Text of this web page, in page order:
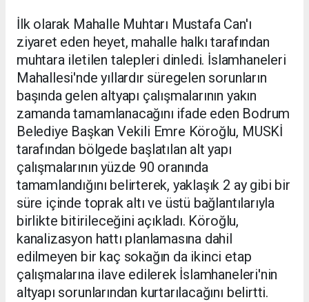
İlk olarak Mahalle Muhtarı Mustafa Can'ı
ziyaret eden heyet, mahalle halkı tarafından
muhtara iletilen talepleri dinledi. İslamhaneleri
Mahallesi'nde yıllardır süregelen sorunların
başında gelen altyapı çalışmalarının yakın
zamanda tamamlanacağını ifade eden Bodrum
Belediye Başkan Vekili Emre Köroğlu, MUSKİ
tarafından bölgede başlatılan alt yapı
çalışmalarının yüzde 90 oranında
tamamlandığını belirterek, yaklaşık 2 ay gibi bir
süre içinde toprak altı ve üstü bağlantılarıyla
birlikte bitirileceğini açıkladı. Köroğlu,
kanalizasyon hattı planlamasına dahil
edilmeyen bir kaç sokağın da ikinci etap
çalışmalarına ilave edilerek İslamhaneleri'nin
altyapı sorunlarından kurtarılacağını belirtti.